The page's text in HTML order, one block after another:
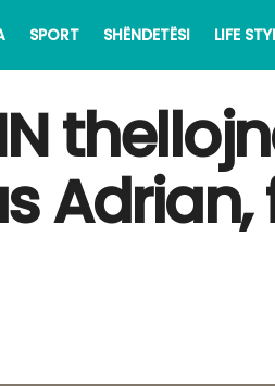
SPORT SHËNDETËSI LIFE